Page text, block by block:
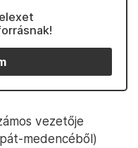
vezetője
medencéből)